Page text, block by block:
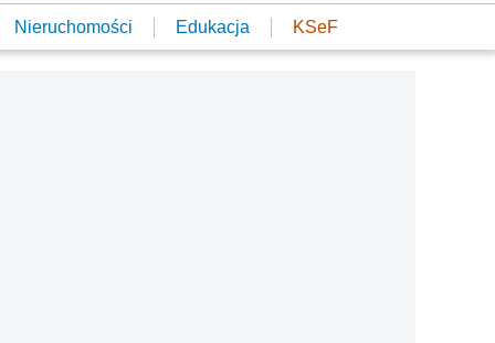
Nieruchomości Edukacja KSeF